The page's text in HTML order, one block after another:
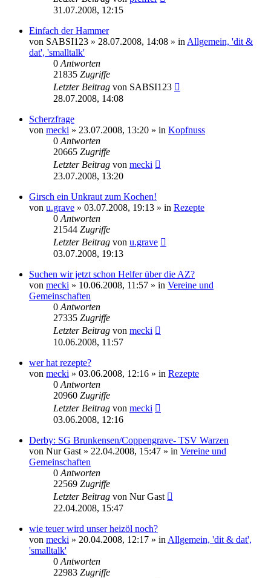
31.07.2008, 12:15
Einfach der Hammer
von SABSI123 » 28.07.2008, 14:08 » in Allgemein, 'dit &
dat', 'smalltalk'
0 Antworten
21835 Zugriffe
Letzter Beitrag von SABSI123
28.07.2008, 14:08
Scherzfrage
von mecki » 23.07.2008, 13:20 » in Kopfnuss
0 Antworten
20665 Zugriffe
Letzter Beitrag von mecki
23.07.2008, 13:20
Girsch ein Unkraut zum Kochen!
von u.grave » 03.07.2008, 19:13 » in Rezepte
0 Antworten
21544 Zugriffe
Letzter Beitrag von u.grave
03.07.2008, 19:13
Suchen wir jetzt schon Helfer über die AZ?
von mecki » 10.06.2008, 11:57 » in Vereine und
Gemeinschaften
0 Antworten
27335 Zugriffe
Letzter Beitrag von mecki
10.06.2008, 11:57
wer hat rezepte?
von mecki » 03.06.2008, 12:16 » in Rezepte
0 Antworten
20960 Zugriffe
Letzter Beitrag von mecki
03.06.2008, 12:16
Derby: SG Brunkensen/Coppengrave- TSV Warzen
von Nur Gast » 22.04.2008, 15:47 » in Vereine und
Gemeinschaften
0 Antworten
22569 Zugriffe
Letzter Beitrag von Nur Gast
22.04.2008, 15:47
wie teuer wird unser heizöl noch?
von mecki » 20.04.2008, 12:17 » in Allgemein, 'dit & dat',
'smalltalk'
0 Antworten
22983 Zugriffe